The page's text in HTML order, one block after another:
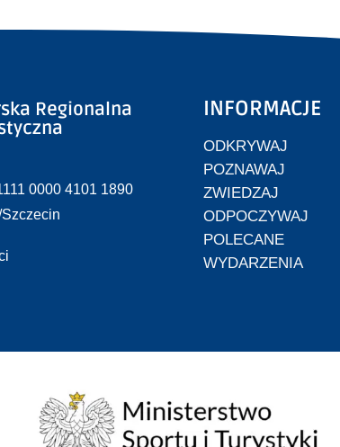
Regionalna
0000 4101 1890
INFORMACJE
ODKRYWAJ
POZNAWAJ
ZWIEDZAJ
ODPOCZYWAJ
POLECANE
WYDARZENIA